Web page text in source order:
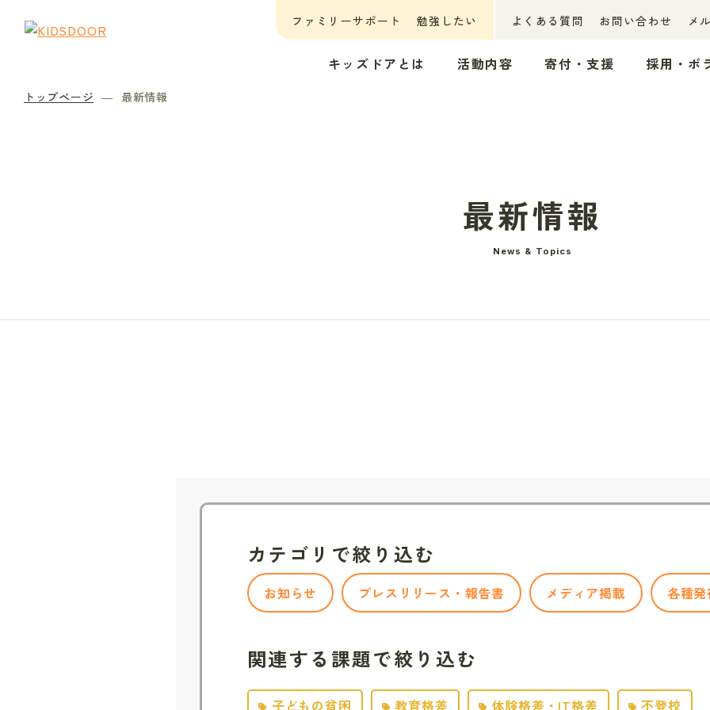
ファミリーサポート 勉強したい よくある質問 お問い合わせ メ
キッズドアとは 活動内容 寄付・支援 採用・ボ
トップページ 最新情報
最新情報
News & Topics
カテゴリで絞り込む
お知らせ プレスリリース・報告書 メディア掲載 各種
関連する課題で絞り込む
子どもの貧困 教育格差 体験格差・IT格差 不登校